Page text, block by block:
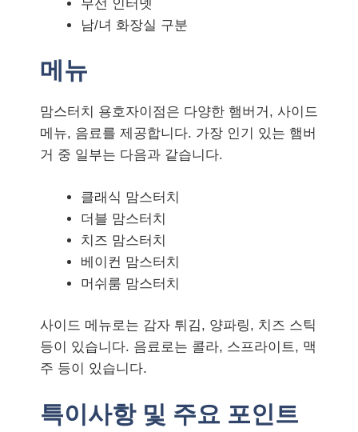
무선 인터넷
남/녀 화장실 구분
메뉴
맘스터치 용호자이점은 다양한 햄버거, 사이드
메뉴, 음료를 제공합니다. 가장 인기 있는 햄버
거 중 일부는 다음과 같습니다.
클래식 맘스터치
더블 맘스터치
치즈 맘스터치
베이컨 맘스터치
머쉬룸 맘스터치
사이드 메뉴로는 감자 튀김, 양파링, 치즈 스틱
등이 있습니다. 음료로는 콜라, 스프라이트, 맥
주 등이 있습니다.
특이사항 및 주요 포인트